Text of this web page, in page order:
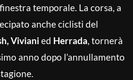
temporale. La corsa, a
anche ciclisti del
Viviani ed Herrada, tornerà
anno dopo l’annullamento